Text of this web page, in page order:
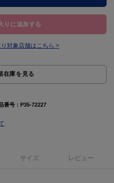
りに追加する
対象店舗はこちら >
在庫を見る
番号： P35-72227
サイズ レビュー